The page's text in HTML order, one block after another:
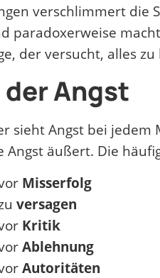
verschlimmert die
paradoxerweise
der versucht, alles
Angst
sieht Angst bei jedem
Angst äußert. Die
Misserfolg
versagen
Kritik
Ablehnung
Autoritäten